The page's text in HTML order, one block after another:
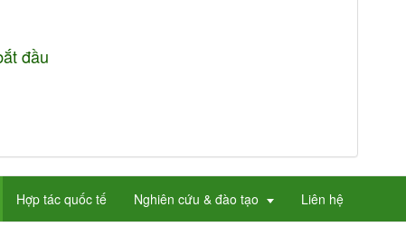
đầu
Hợp tác quốc tế Nghiên cứu & đào tạo Liên hệ